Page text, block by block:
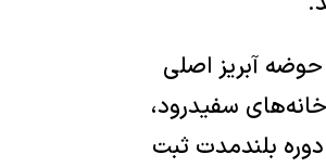
شرایط بحرانی در حوضه‌های آبریز نیز گزارش شده است؛ به نحوی که هر ۹ حوضه آبریز اصلی
سفیدرود،
بین ۴۷ تا ۵۰ درصد کمتر از دوره بلندمدت ثبت